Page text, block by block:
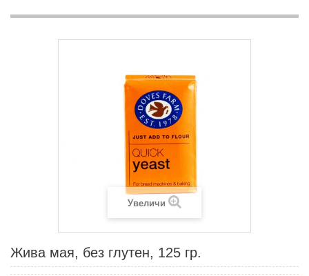
Увеличи
Жива мая, без глутен, 125 гр.